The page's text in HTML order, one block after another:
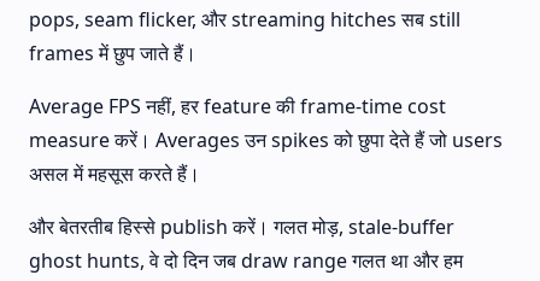
pops, seam flicker, और streaming hitches सब still
frames में छुप जाते हैं।
Average FPS नहीं, हर feature की frame-time cost
measure करें। Averages उन spikes को छुपा देते हैं जो users
असल में महसूस करते हैं।
और बेतरतीब हिस्से publish करें। गलत मोड़, stale-buffer
ghost hunts, वे दो दिन जब draw range गलत था और हम